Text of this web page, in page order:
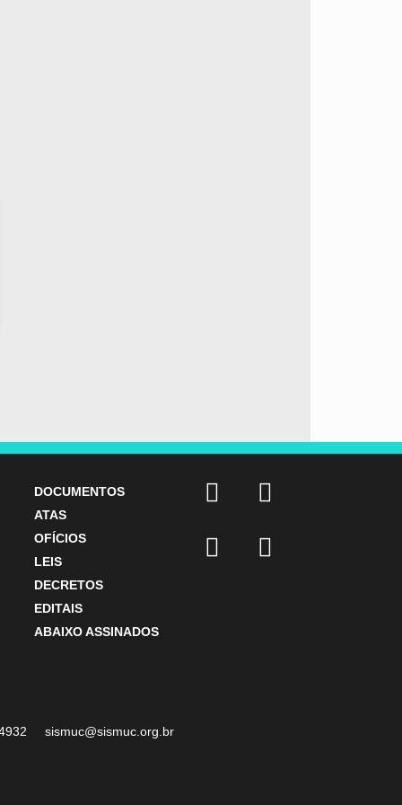
DOCUMENTOS
ATAS
OFÍCIOS
LEIS
DECRETOS
EDITAIS
ABAIXO ASSINADOS
sismuc@sismuc.org.br